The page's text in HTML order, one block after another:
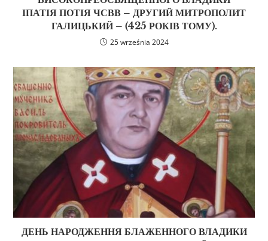
ІПАТІЯ ПОТІЯ ЧСВВ – ДРУГИЙ МИТРОПОЛИТ
ГАЛИЦЬКИЙ – (425 РОКІВ ТОМУ).
25 września 2024
ДЕНЬ НАРОДЖЕННЯ БЛАЖЕННОГО ВЛАДИКИ